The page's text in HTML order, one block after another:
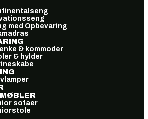
med Opbevaring
& kommoder
& hylder
sofaer